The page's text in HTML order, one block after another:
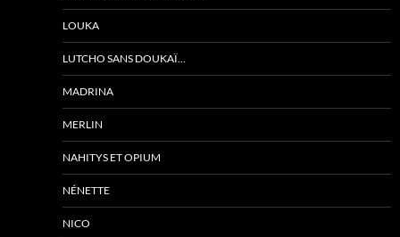
LOUKA
LUTCHO SANS DOUKAÏ…
MADRINA
MERLIN
NAHITYS ET OPIUM
NÉNETTE
NICO